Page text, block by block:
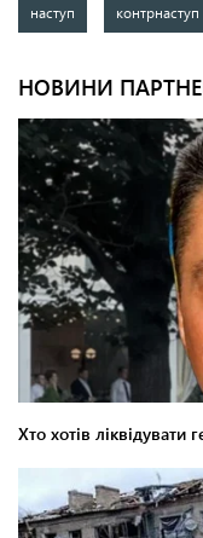
наступ контрнаступ